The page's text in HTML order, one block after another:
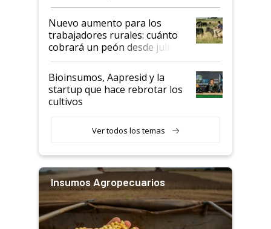
Nuevo aumento para los
trabajadores rurales: cuánto
cobrará un peón desde julio
Bioinsumos, Aapresid y la
startup que hace rebrotar los
cultivos
Ver todos los temas
Insumos Agropecuarios